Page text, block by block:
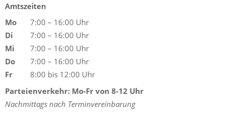
Amtszeiten
Mo
7:00 – 16:00 Uhr
Di
7:00 – 16:00 Uhr
Mi
7:00 – 16:00 Uhr
Do
7:00 – 16:00 Uhr
Fr
8:00 bis 12:00 Uhr
Parteienverkehr: Mo-Fr von 8-12 Uhr
Nachmittags nach Terminvereinbarung